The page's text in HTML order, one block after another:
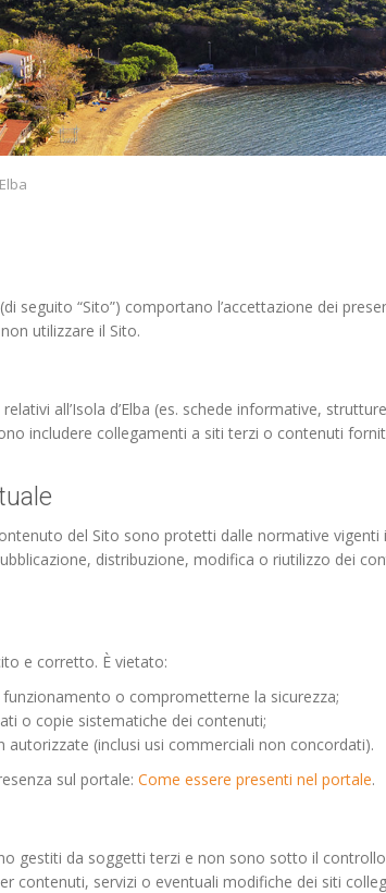
(di seguito “Sito”) comportano l’accettazione dei
utilizzare il Sito.
all’Isola d’Elba (es. schede informative,
includere collegamenti a siti terzi o contenuti
del Sito sono protetti dalle normative vigenti
distribuzione, modifica o riutilizzo dei
e corretto. È vietato:
o comprometterne la sicurezza;
o copie sistematiche dei contenuti;
(inclusi usi commerciali non concordati).
sul portale: Come essere presenti nel portale.
gestiti da soggetti terzi e non sono sotto il
contenuti, servizi o eventuali modifiche dei siti